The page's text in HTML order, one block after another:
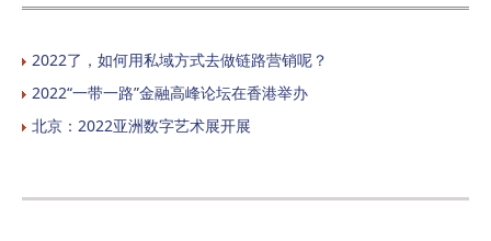
2022了，如何用私域方式去做链路营销呢？
2022“一带一路”金融高峰论坛在香港举办
北京：2022亚洲数字艺术展开展